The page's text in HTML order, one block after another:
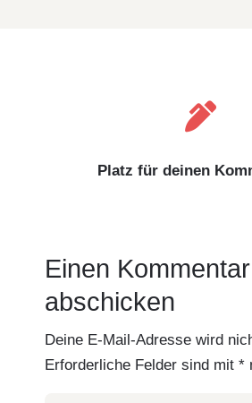

Platz für deinen
Einen Kommentar
abschicken
Deine E-Mail-Adresse wird
Erforderliche Felder sind mit *